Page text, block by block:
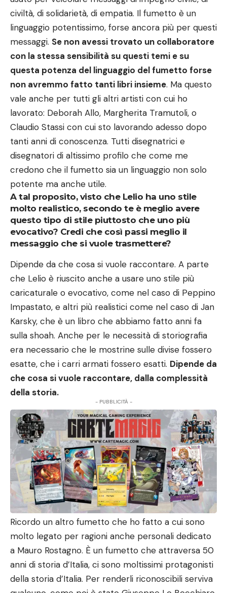
civiltà, di solidarietà, di empatia. Il fumetto è un
linguaggio potentissimo, forse ancora più per questi
messaggi. Se non avessi trovato un collaboratore
con la stessa sensibilità su questi temi e su
questa potenza del linguaggio del fumetto forse
non avremmo fatto tanti libri insieme. Ma questo
vale anche per tutti gli altri artisti con cui ho
lavorato: Deborah Allo, Margherita Tramutoli, o
Claudio Stassi con cui sto lavorando adesso dopo
tanti anni di conoscenza. Tutti disegnatrici e
disegnatori di altissimo profilo che come me
credono che il fumetto sia un linguaggio non solo
potente ma anche utile.
A tal proposito, visto che Lelio ha uno stile
molto realistico, secondo te è meglio avere
questo tipo di stile piuttosto che uno più
evocativo? Credi che così passi meglio il
messaggio che si vuole trasmettere?
Dipende da che cosa si vuole raccontare. A parte
che Lelio è riuscito anche a usare uno stile più
caricaturale o evocativo, come nel caso di Peppino
Impastato, e altri più realistici come nel caso di Jan
Karsky, che è un libro che abbiamo fatto anni fa
sulla shoah. Anche per le necessità di storiografia
era necessario che le mostrine sulle divise fossero
esatte, che i carri armati fossero esatti. Dipende da
che cosa si vuole raccontare, dalla complessità
della storia.
- PUBBLICITÀ -
Ricordo un altro fumetto che ho fatto a cui sono
molto legato per ragioni anche personali dedicato
a Mauro Rostagno. È un fumetto che attraversa 50
anni di storia d’Italia, ci sono moltissimi protagonisti
della storia d’Italia. Per renderli riconoscibili serviva